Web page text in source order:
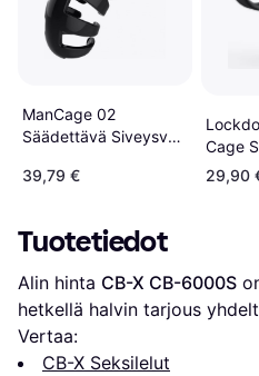
ManCage 02
Säädettävä Siveysvyö
39,79 €
Cage
29,90
Tuotetiedot
Alin hinta CB-X CB-6000S
hetkellä halvin tarjous
Vertaa:
CB-X Seksilelut